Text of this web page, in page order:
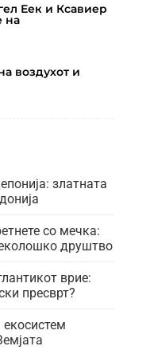
Еек и Ксавиер
на
воздухот и
златната
со мечка:
друштво
врие:
пресврт?